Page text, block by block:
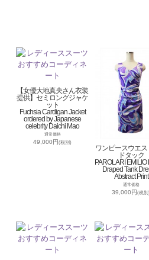
【女優大地真央さん衣装
提供】セミロングジャケ
ット
Fuchsia Cardigan Jacket
ordered by Japanese
celebrity Daichi Mao
通常価格
49,000円(税別)
ワンピースウエス
ドタック
PAROLARI EMILIO
Draped Tank
Abstract Print
通常価格
39,000円(税別)